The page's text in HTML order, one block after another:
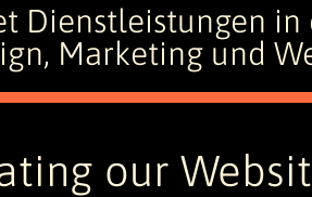
Dienstleistungen
Marketing und
our